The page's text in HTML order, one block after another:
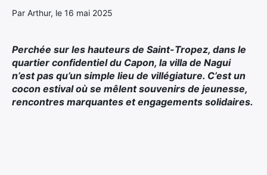
Par Arthur, le 16 mai 2025
Perchée sur les hauteurs de Saint-Tropez, dans le
quartier confidentiel du Capon, la villa de Nagui
n’est pas qu’un simple lieu de villégiature. C’est un
cocon estival où se mêlent souvenirs de jeunesse,
rencontres marquantes et engagements solidaires.